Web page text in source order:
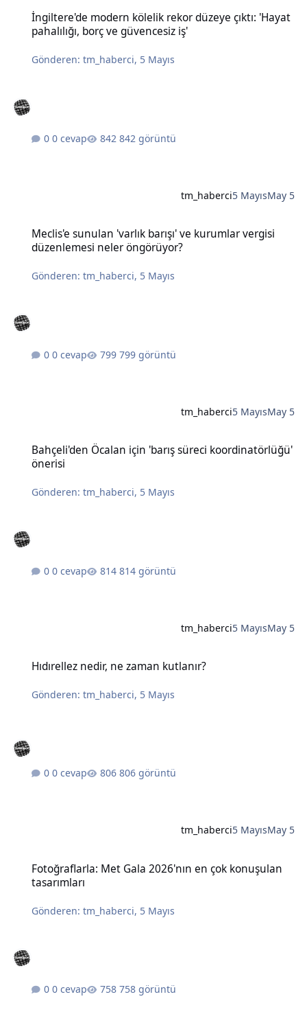
İngiltere'de modern kölelik rekor düzeye çıktı: 'Hayat
pahalılığı, borç ve güvencesiz iş'
Gönderen:tm_haberci, 5 Mayıs
0 cevap 842 görüntü
tm_haberci5 MayısMay 5
Meclis'e sunulan 'varlık barışı' ve kurumlar vergisi
düzenlemesi neler öngörüyor?
Gönderen:tm_haberci, 5 Mayıs
0 cevap 799 görüntü
tm_haberci5 MayısMay 5
Bahçeli'den Öcalan için 'barış süreci koordinatörlüğü'
önerisi
Gönderen:tm_haberci, 5 Mayıs
0 cevap 814 görüntü
tm_haberci5 MayısMay 5
Hıdırellez nedir, ne zaman kutlanır?
Gönderen:tm_haberci, 5 Mayıs
0 cevap 806 görüntü
tm_haberci5 MayısMay 5
Fotoğraflarla: Met Gala 2026'nın en çok konuşulan
tasarımları
Gönderen:tm_haberci, 5 Mayıs
0 cevap 758 görüntü